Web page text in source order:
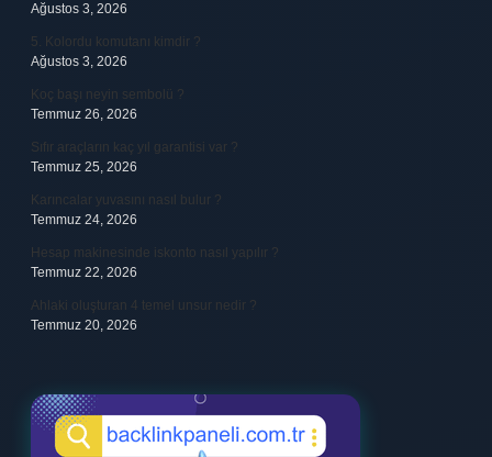
Ağustos 3, 2026
5. Kolordu komutanı kimdir ?
Ağustos 3, 2026
Koç başı neyin sembolü ?
Temmuz 26, 2026
Sıfır araçların kaç yıl garantisi var ?
Temmuz 25, 2026
Karıncalar yuvasını nasıl bulur ?
Temmuz 24, 2026
Hesap makinesinde iskonto nasıl yapılır ?
Temmuz 22, 2026
Ahlaki oluşturan 4 temel unsur nedir ?
Temmuz 20, 2026